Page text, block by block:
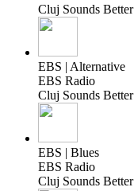
Cluj Sounds Better
EBS | Alternative
EBS Radio
Cluj Sounds Better
EBS | Blues
EBS Radio
Cluj Sounds Better